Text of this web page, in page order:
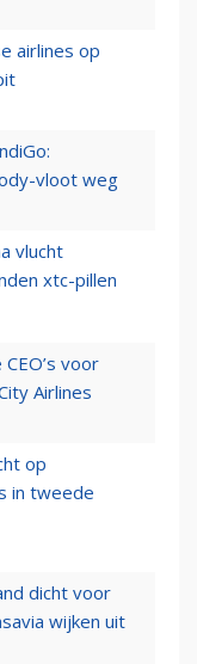
airlines op
vloot weg
vlucht
xtc-pillen
voor
Airlines
op
in tweede
dicht voor
wijken uit